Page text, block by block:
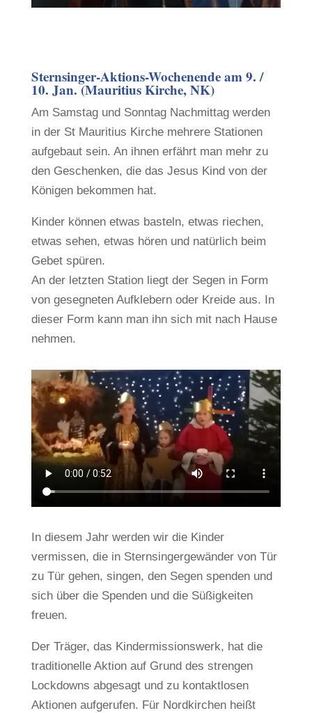
Sternsinger-Aktions-Wochenende am 9. /
10. Jan. (Mauritius Kirche, NK)
Am Samstag und Sonntag Nachmittag werden
in der St Mauritius Kirche mehrere Stationen
aufgebaut sein. An ihnen erfährt man mehr zu
den Geschenken, die das Jesus Kind von der
Königen bekommen hat.
Kinder können etwas basteln, etwas riechen,
etwas sehen, etwas hören und natürlich beim
Gebet spüren.
An der letzten Station liegt der Segen in Form
von gesegneten Aufklebern oder Kreide aus. In
dieser Form kann man ihn sich mit nach Hause
nehmen.
In diesem Jahr werden wir die Kinder
vermissen, die in Sternsingergewänder von Tür
zu Tür gehen, singen, den Segen spenden und
sich über die Spenden und die Süßigkeiten
freuen.
Der Träger, das Kindermissionswerk, hat die
traditionelle Aktion auf Grund des strengen
Lockdowns abgesagt und zu kontaktlosen
Aktionen aufgerufen. Für Nordkirchen heißt